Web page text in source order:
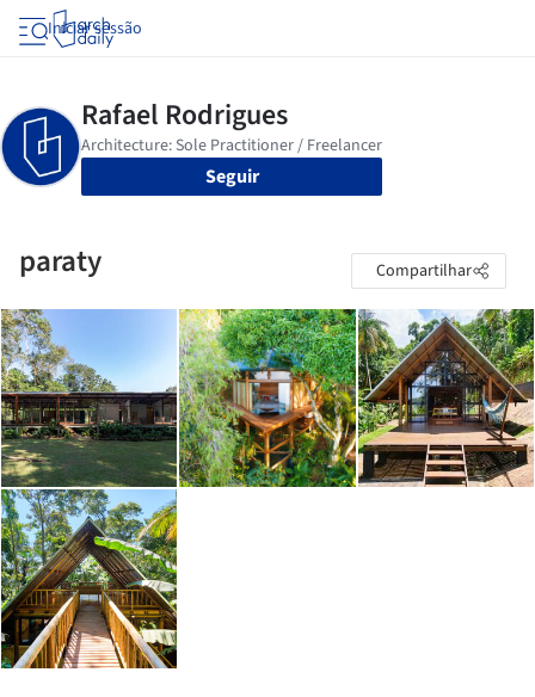
Iniciar sessão
Seguir
paraty Compartilhar